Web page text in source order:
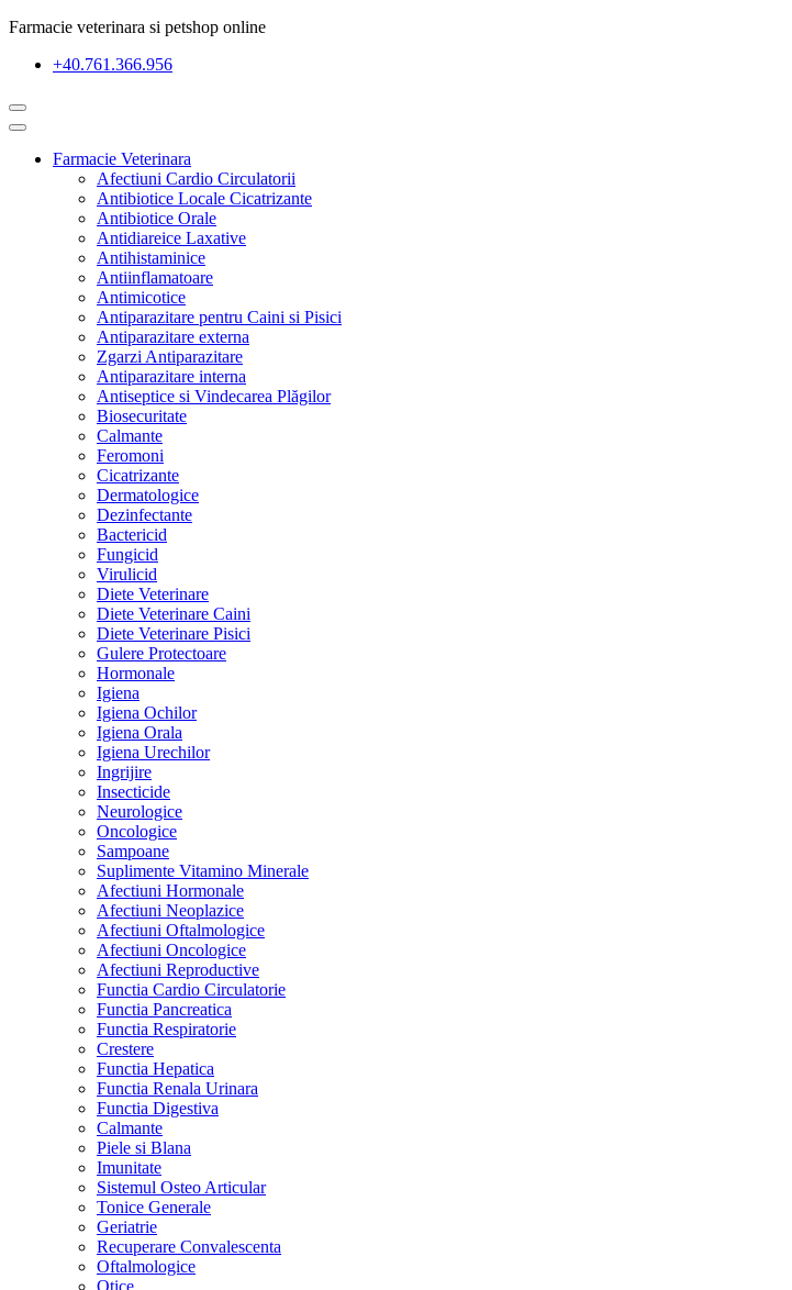
Farmacie veterinara si petshop online
+40.761.366.956
Farmacie Veterinara
Afectiuni Cardio Circulatorii
Antibiotice Locale Cicatrizante
Antibiotice Orale
Antidiareice Laxative
Antihistaminice
Antiinflamatoare
Antimicotice
Antiparazitare pentru Caini si Pisici
Antiparazitare externa
Zgarzi Antiparazitare
Antiparazitare interna
Antiseptice si Vindecarea Plăgilor
Biosecuritate
Calmante
Feromoni
Cicatrizante
Dermatologice
Dezinfectante
Bactericid
Fungicid
Virulicid
Diete Veterinare
Diete Veterinare Caini
Diete Veterinare Pisici
Gulere Protectoare
Hormonale
Igiena
Igiena Ochilor
Igiena Orala
Igiena Urechilor
Ingrijire
Insecticide
Neurologice
Oncologice
Sampoane
Suplimente Vitamino Minerale
Afectiuni Hormonale
Afectiuni Neoplazice
Afectiuni Oftalmologice
Afectiuni Oncologice
Afectiuni Reproductive
Functia Cardio Circulatorie
Functia Pancreatica
Functia Respiratorie
Crestere
Functia Hepatica
Functia Renala Urinara
Functia Digestiva
Calmante
Piele si Blana
Imunitate
Sistemul Osteo Articular
Tonice Generale
Geriatrie
Recuperare Convalescenta
Oftalmologice
Otice